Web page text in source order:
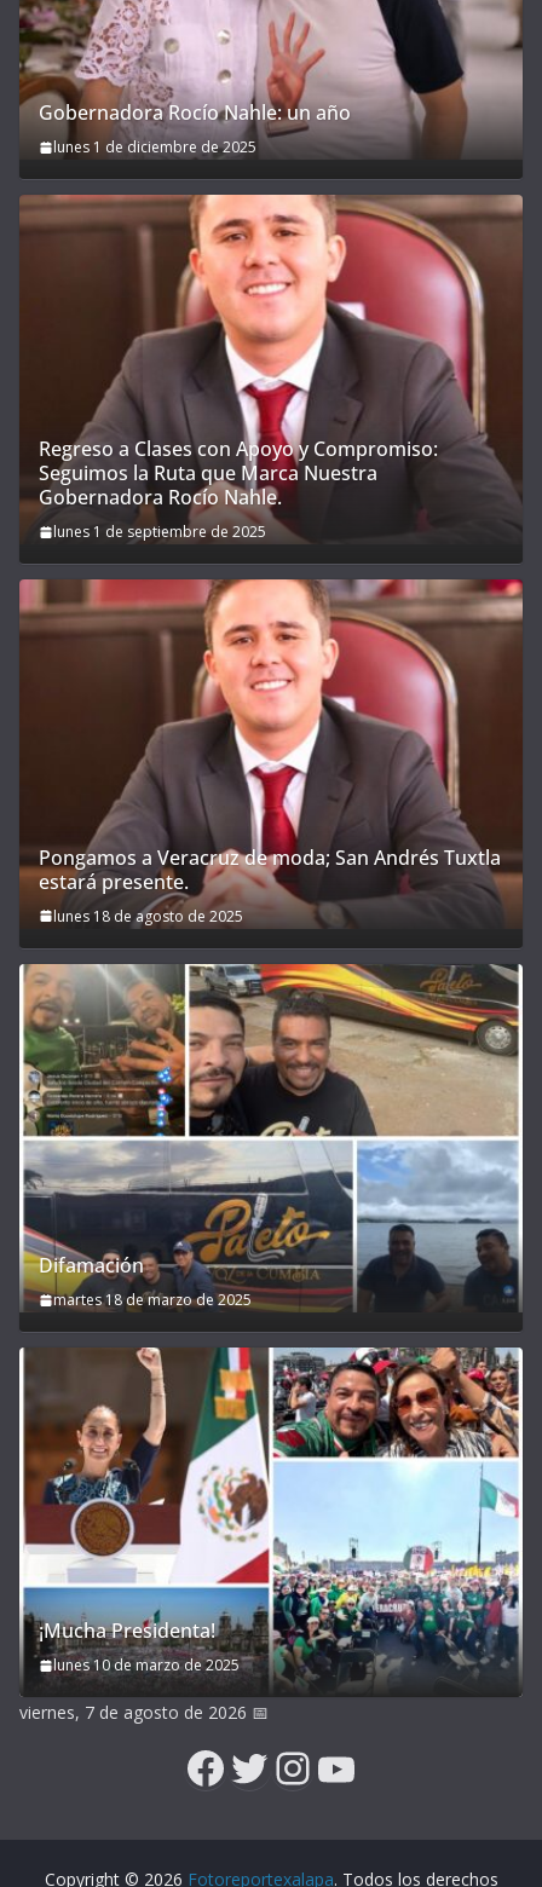
Gobernadora Rocío Nahle: un año
lunes 1 de diciembre de 2025
Regreso a Clases con Apoyo y Compromiso:
Seguimos la Ruta que Marca Nuestra
Gobernadora Rocío Nahle.
lunes 1 de septiembre de 2025
Pongamos a Veracruz de moda; San Andrés Tuxtla
estará presente.
lunes 18 de agosto de 2025
Difamación
martes 18 de marzo de 2025
¡Mucha Presidenta!
lunes 10 de marzo de 2025
viernes, 7 de agosto de 2026 📅
Facebook
Twitter
Instagram
YouTube
Copyright © 2026 Fotoreportexalapa. Todos los derechos